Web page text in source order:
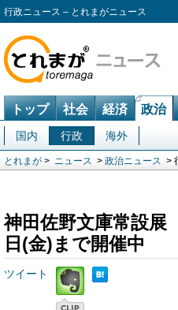
行政ニュース – とれまがニュース
トップ 社会 経済 政治
国内 行政 海外
とれまが > ニュース > 政治ニュース >
神田佐野文庫常設
日(金)まで開催中
ツイート